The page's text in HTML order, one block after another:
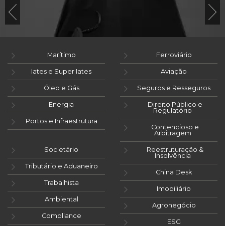
Marítimo
Iates e Super Iates
Óleo e Gás
Energia
Portos e Infraestrutura
Ferroviário
Aviação
Seguros e Resseguros
Direito Público e
Regulatório
Contencioso e
Arbitragem
Societário
Tributário e Aduaneiro
Trabalhista
Ambiental
Compliance
Reestruturação &
Insolvência
China Desk
Imobiliário
Agronegócio
ESG